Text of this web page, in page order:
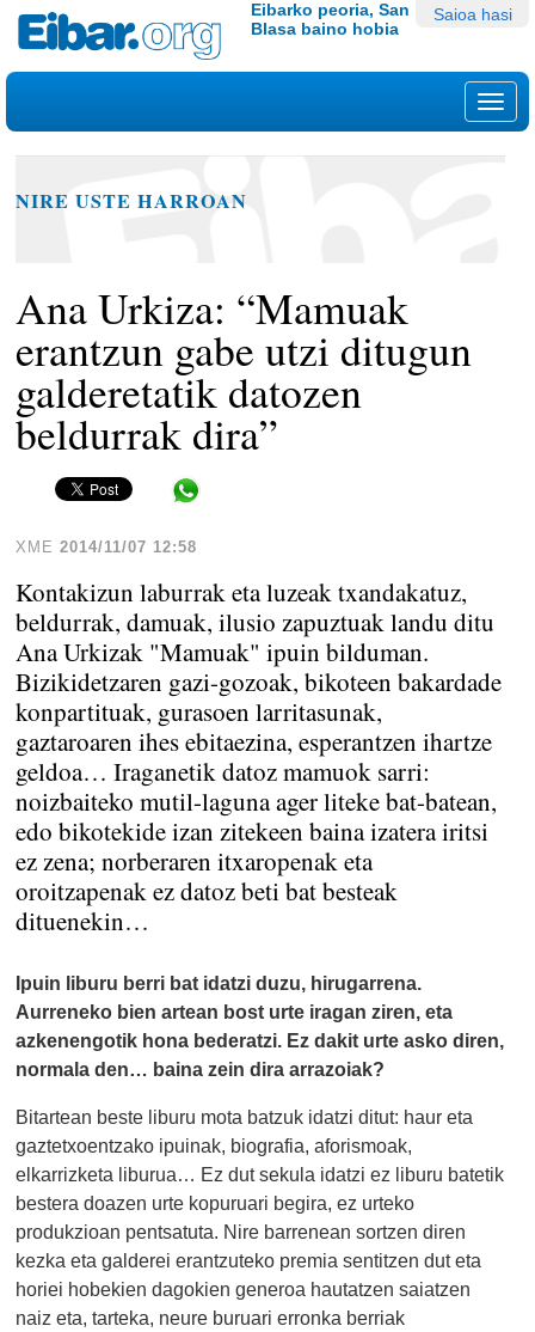
Edukira
salto
|
egin
nabigazioara
Tresna
pertsonalak
Saioa hasi
Eibarko peoria, San
Blasa baino hobia
NIRE USTE HARROAN
Ana Urkiza: “Mamuak
erantzun gabe utzi ditugun
galderetatik datozen
beldurrak dira”
XME 2014/11/07 12:58
Kontakizun laburrak eta luzeak txandakatuz,
beldurrak, damuak, ilusio zapuztuak landu ditu
Ana Urkizak "Mamuak" ipuin bilduman.
Bizikidetzaren gazi-gozoak, bikoteen bakardade
konpartituak, gurasoen larritasunak,
gaztaroaren ihes ebitaezina, esperantzen ihartze
geldoa… Iraganetik datoz mamuok sarri:
noizbaiteko mutil-laguna ager liteke bat-batean,
edo bikotekide izan zitekeen baina izatera iritsi
ez zena; norberaren itxaropenak eta
oroitzapenak ez datoz beti bat besteak
dituenekin…
Ipuin liburu berri bat idatzi duzu, hirugarrena.
Aurreneko bien artean bost urte iragan ziren, eta
azkenengotik hona bederatzi. Ez dakit urte asko diren,
normala den… baina zein dira arrazoiak?
Bitartean beste liburu mota batzuk idatzi ditut: haur eta
gaztetxoentzako ipuinak, biografia, aforismoak,
elkarrizketa liburua… Ez dut sekula idatzi ez liburu batetik
bestera doazen urte kopuruari begira, ez urteko
produkzioan pentsatuta. Nire barrenean sortzen diren
kezka eta galderei erantzuteko premia sentitzen dut eta
horiei hobekien dagokien generoa hautatzen saiatzen
naiz eta, tarteka, neure buruari erronka berriak